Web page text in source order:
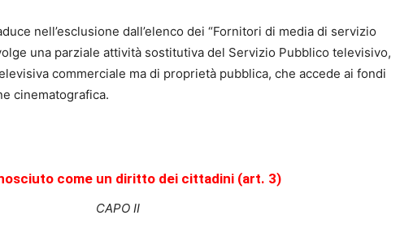
nell’esclusione dall’elenco dei “Fornitori di media di servizio
una parziale attività sostitutiva del Servizio Pubblico televisivo,
commerciale ma di proprietà pubblica, che accede ai fondi
cinematografica.
come un diritto dei cittadini (art. 3)
CAPO II